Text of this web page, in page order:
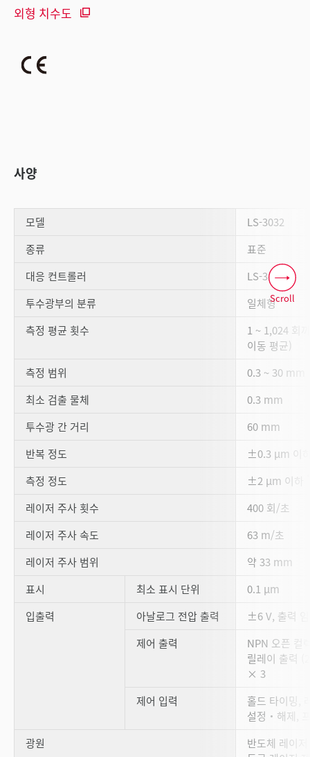
외형 치수도
사양
모델
LS-3032
종류
표준
대응 컨트롤러
LS-3100
투수광부의 분류
일체형
측정 평균 횟수
1 ~ 1,024 회
이동 평균)
측정 범위
0.3 ~ 30 mm
최소 검출 물체
0.3 mm
투수광 간 거리
60 mm
반복 정도
±0.3 µm 이
측정 정도
±2 µm 이하
레이저 주사 횟수
400 회/초
레이저 주사 속도
63 m/초
레이저 주사 범위
약 33 mm
표시
최소 표시 단위
0.1 µm
입출력
아날로그 전압 출력
±6 V, 출력
제어 출력
NPN 오픈 컬
릴레이 출력
× 3
제어 입력
홀드 타이밍,
설정・해제,
광원
반도체 레이
Scroll